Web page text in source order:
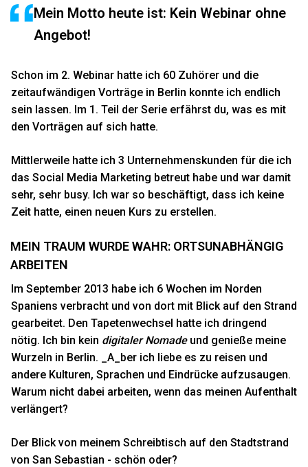
Mein Motto heute ist: Kein Webinar ohne
Angebot!
Schon im 2. Webinar hatte ich 60 Zuhörer und die
zeitaufwändigen Vorträge in Berlin konnte ich endlich
sein lassen. Im 1. Teil der Serie erfährst du, was es mit
den Vorträgen auf sich hatte.
Mittlerweile hatte ich 3 Unternehmenskunden für die ich
das Social Media Marketing betreut habe und war damit
sehr, sehr busy. Ich war so beschäftigt, dass ich keine
Zeit hatte, einen neuen Kurs zu erstellen.
MEIN TRAUM WURDE WAHR: ORTSUNABHÄNGIG
ARBEITEN
Im September 2013 habe ich 6 Wochen im Norden
Spaniens verbracht und von dort mit Blick auf den Strand
gearbeitet. Den Tapetenwechsel hatte ich dringend
nötig. Ich bin kein digitaler Nomadeund genieße meine
Wurzeln in Berlin. _A_ber ich liebe es zu reisen und
andere Kulturen, Sprachen und Eindrücke aufzusaugen.
Warum nicht dabei arbeiten, wenn das meinen Aufenthalt
verlängert?
Der Blick von meinem Schreibtisch auf den Stadtstrand
von San Sebastian - schön oder?